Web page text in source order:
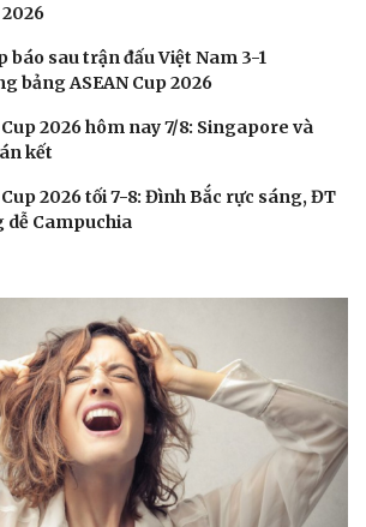
2026
báo sau trận đấu Việt Nam 3-1
bảng ASEAN Cup 2026
Cup 2026 hôm nay 7/8: Singapore và
kết
Cup 2026 tối 7-8: Đình Bắc rực sáng, ĐT
dễ Campuchia